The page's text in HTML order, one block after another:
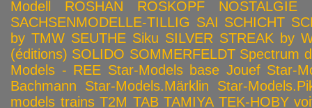
Modell
ROSHAN ROSKOPF NOSTALGIE
SACHSENMODELLE-TILLIG SAI SCHICHT
by TMW SEUTHE Siku SILVER STREAK by
(éditions) SOLIDO SOMMERFELDT Spectrum
Models - REE Star-Models base Jouef Star-
Bachmann
Star-Models.Märklin
Star-
models trains T2M TAB TAMIYA TEK-HOBY